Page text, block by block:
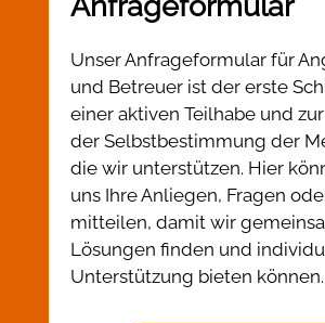
Unser Anfrageformular für
und Betreuer ist der erste
einer aktiven Teilhabe und
der Selbstbestimmung der
die wir unterstützen. Hier
uns Ihre Anliegen, Fragen
mitteilen, damit wir
Lösungen finden und
Unterstützung bieten können.